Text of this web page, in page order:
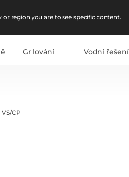
region you are to see specific content.
Grilování Vodní řešení
VS/CP